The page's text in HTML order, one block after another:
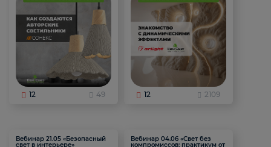
12 49 12 2109
Вебинар 21.05 «Безопасный
свет в интерьере»
Вебинар 04.06 «Свет без
компромиссов: практикум от